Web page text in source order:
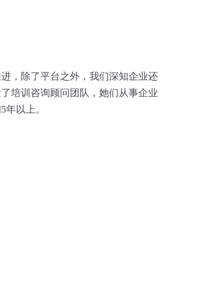
，除了平台之外，我们深知企业还
培训咨询顾问团队，她们从事企业
以上。